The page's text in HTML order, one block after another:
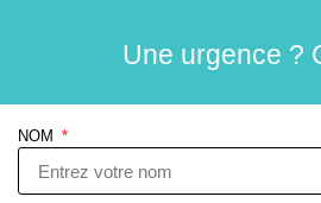
Une urgence ?
NOM